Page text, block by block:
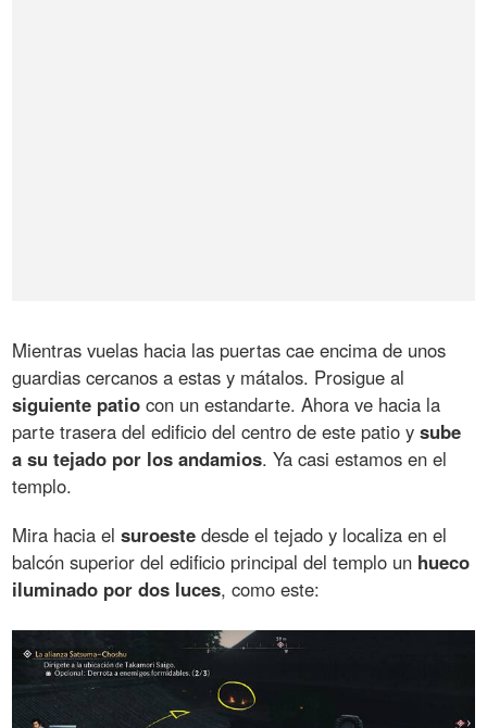
Mientras vuelas hacia las puertas cae encima de unos
guardias cercanos a estas y mátalos. Prosigue al
siguiente patio con un estandarte. Ahora ve hacia la
parte trasera del edificio del centro de este patio ysube
a su tejado por los andamios. Ya casi estamos en el
templo.
Mira hacia elsuroeste desde el tejado y localiza en el
balcón superior del edificio principal del templo un hueco
iluminado por dos luces, como este: